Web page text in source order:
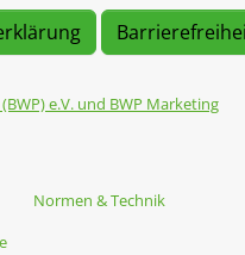
e.V. und BWP Marketing
Normen & Technik